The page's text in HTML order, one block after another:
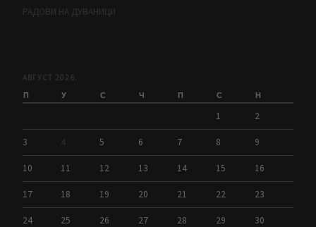
РАДОВИ НА ДУВАНИЦИ
АВГУСТ 2026.
П У С Ч П С Н
1 2
3 4 5 6 7 8 9
10 11 12 13 14 15 16
17 18 19 20 21 22 23
24 25 26 27 28 29 30